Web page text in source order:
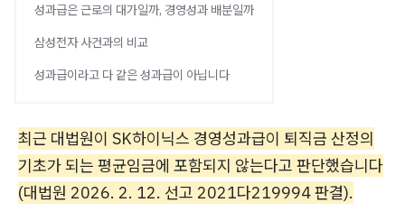
성과급은 근로의 대가일까, 경영성과 배분일까
삼성전자 사건과의 비교
성과급이라고 다 같은 성과급이 아닙니다
최근 대법원이 SK하이닉스 경영성과급이 퇴직금 산정의
기초가 되는 평균임금에 포함되지 않는다고 판단했습니다
(대법원 2026. 2. 12. 선고 2021다219994 판결).